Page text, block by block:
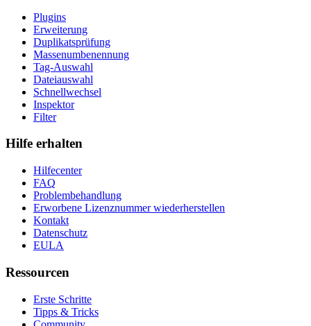
Plugins
Erweiterung
Duplikatsprüfung
Massenumbenennung
Tag-Auswahl
Dateiauswahl
Schnellwechsel
Inspektor
Filter
Hilfe erhalten
Hilfecenter
FAQ
Problembehandlung
Erworbene Lizenznummer wiederherstellen
Kontakt
Datenschutz
EULA
Ressourcen
Erste Schritte
Tipps & Tricks